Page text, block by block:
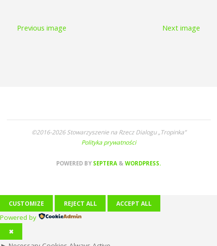
Previous image Next image
©2016-2026 Stowarzyszenie na Rzecz Dialogu „Tropinka”
Polityka prywatności
POWERED BY SEPTERA & WORDPRESS.
CUSTOMIZE REJECT ALL ACCEPT ALL
Powered by
✖